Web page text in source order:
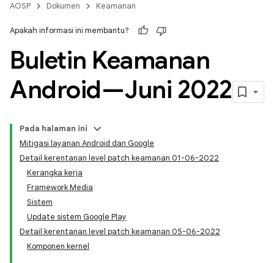
AOSP Dokumen Keamanan
Apakah informasi ini membantu?
Buletin Keamanan
Android—Juni 2022
Pada halaman ini
Mitigasi layanan Android dan Google
Detail kerentanan level patch keamanan 01-06-2022
Kerangka kerja
Framework Media
Sistem
Update sistem Google Play
Detail kerentanan level patch keamanan 05-06-2022
Komponen kernel